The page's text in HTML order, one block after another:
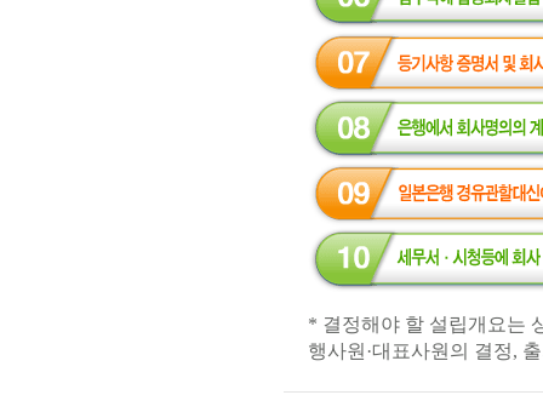
* 결정해야 할 설립개요는
행사원·대표사원의 결정,